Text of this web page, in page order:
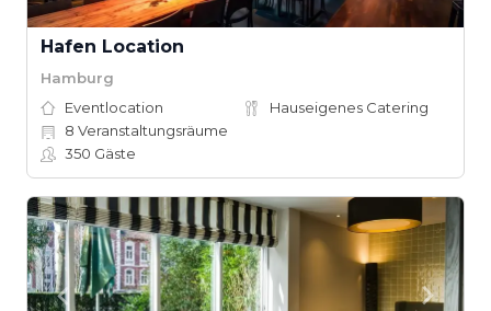
Hafen Location
Hamburg
Eventlocation
Hauseigenes Catering
8 Veranstaltungsräume
350 Gäste